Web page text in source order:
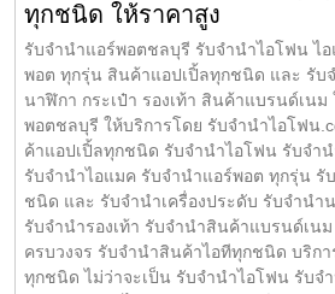
ทุกชนิด ให้ราคาสูง
รับจำนำแอร์พอตชลบุรี รับจำนำไอโฟน ไ
พอต ทุกรุ่น สินค้าแอปเปิ้ลทุกชนิด และ รับ
นาฬิกา กระเป๋า รองเท้า สินค้าแบรนด์เนม
พอตชลบุรี ให้บริการโดย รับจํานําไอโฟน
ค้าแอปเปิ้ลทุกชนิด รับจำนำไอโฟน รับจำ
รับจำนำไอแมค รับจำนำแอร์พอต ทุกรุ่น รั
ชนิด และ รับจำนำเครื่องประดับ รับจำนำ
รับจำนำรองเท้า รับจำนำสินค้าแบรนด์เนม
ครบวงจร รับจำนำสินค้าไอทีทุกชนิด บริก
ทุกชนิด ไม่ว่าจะเป็น รับจำนำไอโฟน รับจ